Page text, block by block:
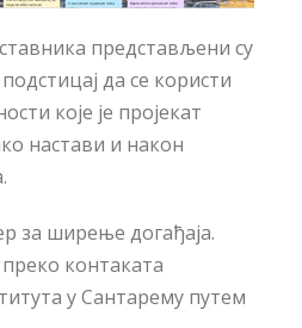
представљени су
да се користи
које је пројекат
настави и након
за ширење догађаја.
контаката
у Сантарему путем